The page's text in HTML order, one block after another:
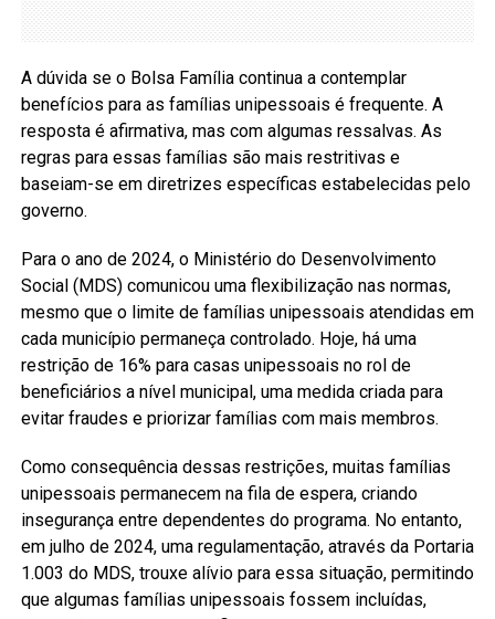
A dúvida se o Bolsa Família continua a contemplar
benefícios para as famílias unipessoais é frequente. A
resposta é afirmativa, mas com algumas ressalvas. As
regras para essas famílias são mais restritivas e
baseiam-se em diretrizes específicas estabelecidas pelo
governo.
Para o ano de 2024, o Ministério do Desenvolvimento
Social (MDS) comunicou uma flexibilização nas normas,
mesmo que o limite de famílias unipessoais atendidas em
cada município permaneça controlado. Hoje, há uma
restrição de 16% para casas unipessoais no rol de
beneficiários a nível municipal, uma medida criada para
evitar fraudes e priorizar famílias com mais membros.
Como consequência dessas restrições, muitas famílias
unipessoais permanecem na fila de espera, criando
insegurança entre dependentes do programa. No entanto,
em julho de 2024, uma regulamentação, através da Portaria
1.003 do MDS, trouxe alívio para essa situação, permitindo
que algumas famílias unipessoais fossem incluídas,